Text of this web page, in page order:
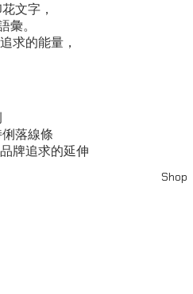
Shop
文字，
彙。
求的能量，
落線條
牌追求的延伸